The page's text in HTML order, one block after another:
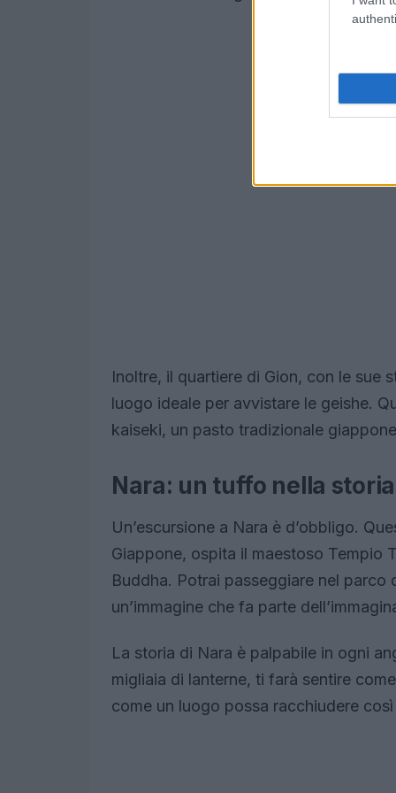
Inoltre, il quartiere di Gion, con le sue
luogo ideale per avvistare le geishe.
kaiseki, un pasto tradizionale
Nara: un tuffo nella storia
Un’escursione a Nara è d’obbligo.
Giappone, ospita il maestoso Tempio
Buddha. Potrai passeggiare nel
un’immagine che fa parte
La storia di Nara è palpabile in ogni
migliaia di lanterne, ti farà sentire
come un luogo possa racchiudere